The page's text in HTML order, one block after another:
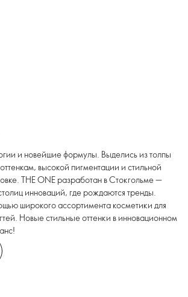
и новейшие формулы. Выделись из толпы
высокой пигментации и стильной
THE ONE разработан в Стокгольме —
инноваций, где рождаются тренды.
широкого ассортимента косметики для
Новые стильные оттенки в инновационном